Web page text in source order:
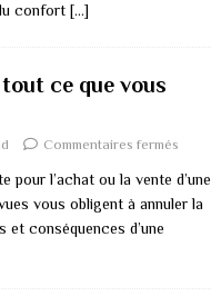
confort […]
ce que vous
Commentaires fermés
pour l’achat ou la vente d’une
vous obligent à annuler la
conséquences d’une